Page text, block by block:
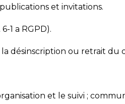
et invitations.
1 a RGPD).
la désinscription ou retrait du
et le suivi ;